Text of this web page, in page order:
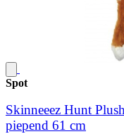
Spot
Skinneeez Hunt
piepend 61 cm